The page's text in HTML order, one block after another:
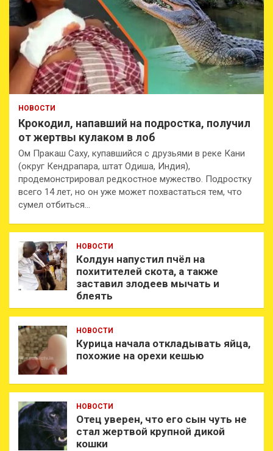
НОВОСТИ
Крокодил, напавший на подростка, получил
от жертвы кулаком в лоб
Ом Пракаш Саху, купавшийся с друзьями в реке Кани
(округ Кендрапара, штат Одиша, Индия),
продемонстрировал редкостное мужество. Подростку
всего 14 лет, но он уже может похвастаться тем, что
сумел отбиться…
НОВОСТИ
Колдун напустил пчёл на
похитителей скота, а также
заставил злодеев мычать и
блеять
НОВОСТИ
Курица начала откладывать яйца,
похожие на орехи кешью
НОВОСТИ
Отец уверен, что его сын чуть не
стал жертвой крупной дикой
кошки